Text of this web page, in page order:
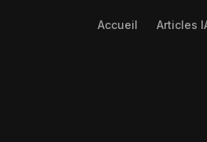
Accueil Articles